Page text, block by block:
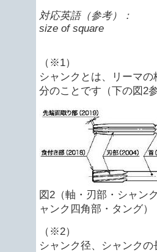
対応英語（参考）：
size of square
（※1）
シャンクとは、リーマ
分のことです（下の図2
図2（軸・刃部・シャン
ャンク四角部・タング）
（※2）
シャンク径、シャンク